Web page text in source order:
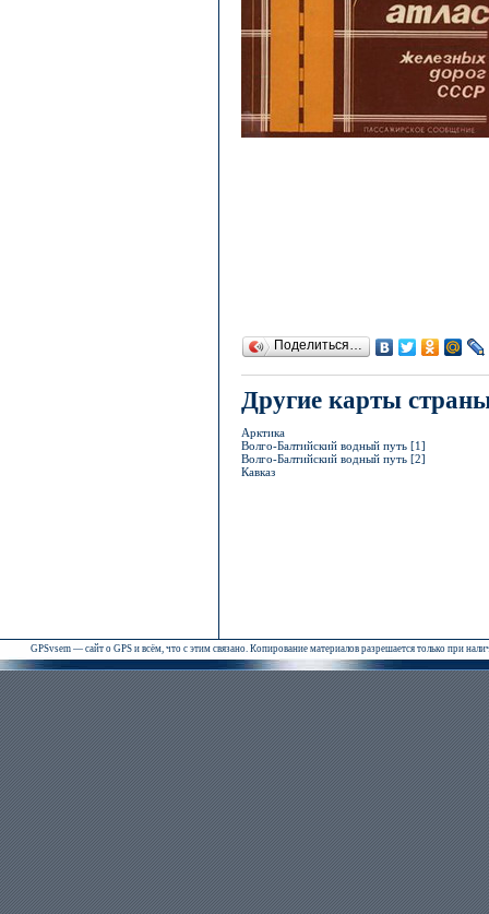
Поделиться…
Другие карты
Арктика
Волго-Балтийский водный путь [1]
Волго-Балтийский водный путь [2]
Кавказ
GPSvsem — сайт о GPS и всём, что с этим связано. Копирование материалов разрешается только при